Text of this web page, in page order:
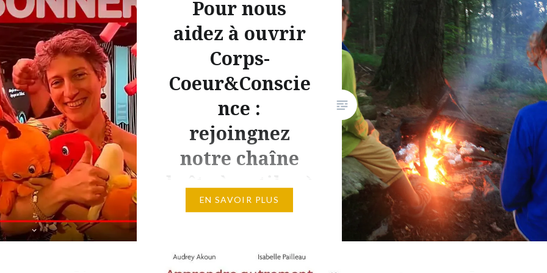
Pour les
outils sont aussi
en littérature :
discord, salon autour
et salon vocal COURS
Les…
tuto pour te montrer le process.
Salons dédiés sur DISCORD !…
Pour nous
aidez à ouvrir
Corps-
Coeur&Conscie
nce :
rejoingnez
notre chaîne
boîte à outils ;-)
Pour nous aidez à ouvrir le
: Des vidéos et playlists pour
encourager l’autonomie dans les
EN SAVOIR PLUS